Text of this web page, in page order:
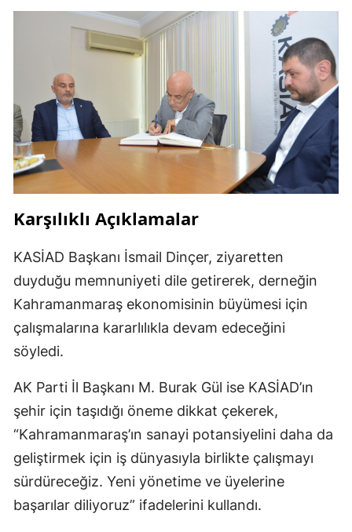
Karşılıklı Açıklamalar
KASİAD Başkanı İsmail Dinçer, ziyaretten
duyduğu memnuniyeti dile getirerek, derneğin
Kahramanmaraş ekonomisinin büyümesi için
çalışmalarına kararlılıkla devam edeceğini
söyledi.
AK Parti İl Başkanı M. Burak Gül ise KASİAD’ın
şehir için taşıdığı öneme dikkat çekerek,
“Kahramanmaraş’ın sanayi potansiyelini daha da
geliştirmek için iş dünyasıyla birlikte çalışmayı
sürdüreceğiz. Yeni yönetime ve üyelerine
başarılar diliyoruz” ifadelerini kullandı.